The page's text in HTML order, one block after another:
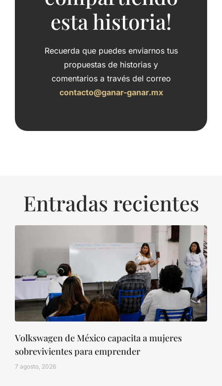
esta historia!
Recuerda que puedes enviarnos tus
propuestas de historias y
comentarios a través del correo
contacto@ganar-ganar.mx
Entradas recientes
Volkswagen de México capacita a mujeres
sobrevivientes para emprender
7 agosto, 2026